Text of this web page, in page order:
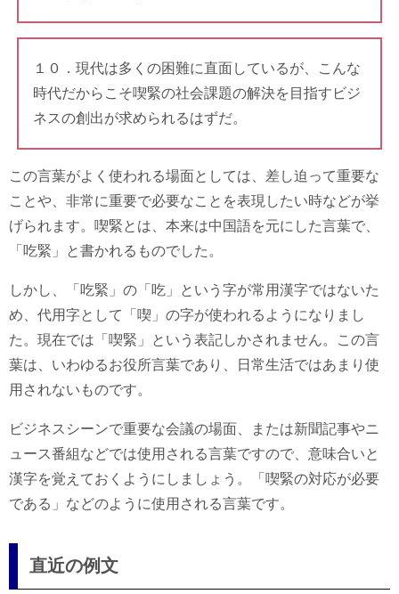
１０．現代は多くの困難に直面しているが、こんな
時代だからこそ喫緊の社会課題の解決を目指すビジ
ネスの創出が求められるはずだ。
この言葉がよく使われる場面としては、差し迫って重要な
ことや、非常に重要で必要なことを表現したい時などが挙
げられます。喫緊とは、本来は中国語を元にした言葉で、
「吃緊」と書かれるものでした。
しかし、「吃緊」の「吃」という字が常用漢字ではないた
め、代用字として「喫」の字が使われるようになりまし
た。現在では「喫緊」という表記しかされません。この言
葉は、いわゆるお役所言葉であり、日常生活ではあまり使
用されないものです。
ビジネスシーンで重要な会議の場面、または新聞記事やニ
ュース番組などでは使用される言葉ですので、意味合いと
漢字を覚えておくようにしましょう。「喫緊の対応が必要
である」などのように使用される言葉です。
直近の例文